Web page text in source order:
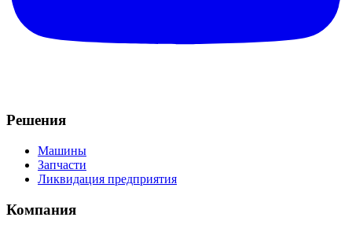
Решения
Машины
Запчасти
Ликвидация предприятия
Компания